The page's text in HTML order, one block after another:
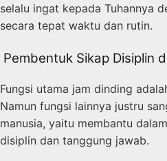
selalu ingat kepada Tuhannya
secara tepat waktu dan rutin.
Pembentuk Sikap Disiplin
Fungsi utama jam dinding
Namun fungsi lainnya justru
manusia, yaitu membantu
disiplin dan tanggung jawab.